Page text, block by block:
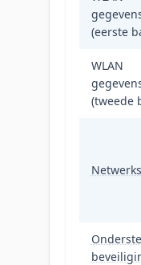
(eerste
WLAN
(tweede